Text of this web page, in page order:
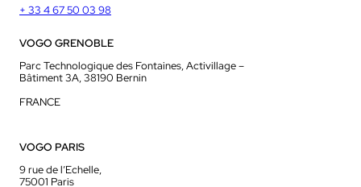
+ 33 4 67 50 03 98
VOGO GRENOBLE
Parc Technologique des Fontaines, Activillage –
Bâtiment 3A, 38190 Bernin
FRANCE
VOGO PARIS
9 rue de l’Echelle,
75001 Paris